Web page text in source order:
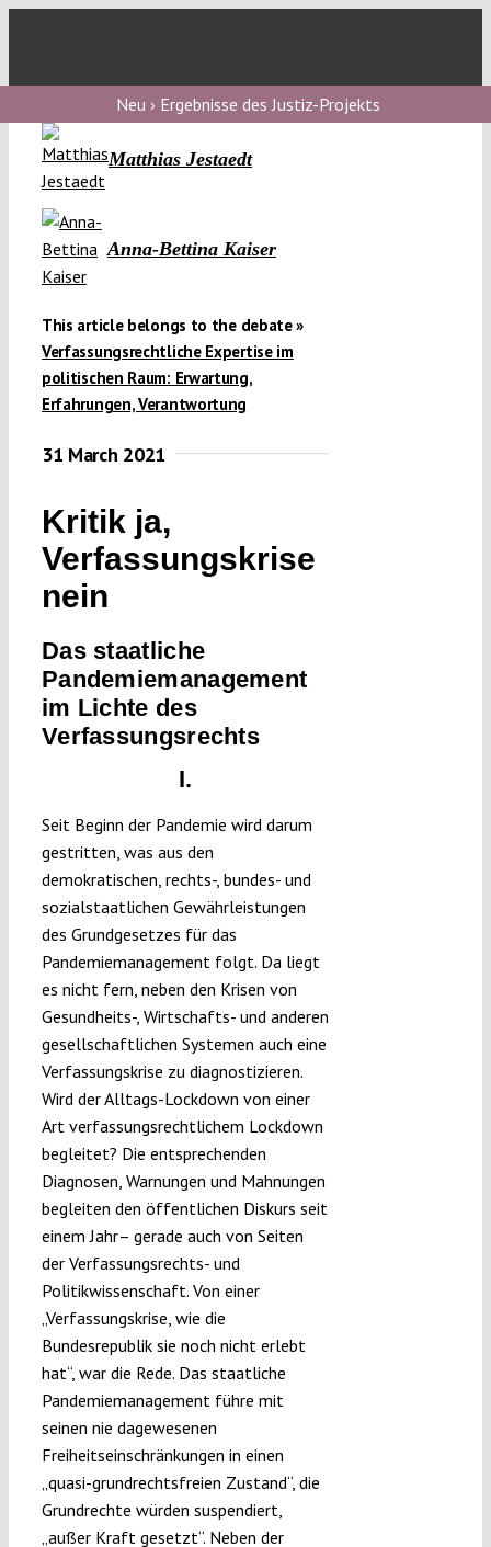
Neu › Ergebnisse des Justiz-Projekts
Matthias Jestaedt
Anna-Bettina Kaiser
This article belongs to the debate »
Verfassungsrechtliche Expertise im
politischen Raum: Erwartung,
Erfahrungen, Verantwortung
31 March 2021
Kritik ja,
Verfassungskrise
nein
Das staatliche
Pandemiemanagement
im Lichte des
Verfassungsrechts
I.
Seit Beginn der Pandemie wird darum
gestritten, was aus den
demokratischen, rechts-, bundes- und
sozialstaatlichen Gewährleistungen
des Grundgesetzes für das
Pandemiemanagement folgt. Da liegt
es nicht fern, neben den Krisen von
Gesundheits-, Wirtschafts- und anderen
gesellschaftlichen Systemen auch eine
Verfassungskrise zu diagnostizieren.
Wird der Alltags-Lockdown von einer
Art verfassungsrechtlichem Lockdown
begleitet? Die entsprechenden
Diagnosen, Warnungen und Mahnungen
begleiten den öffentlichen Diskurs seit
einem Jahr– gerade auch von Seiten
der Verfassungsrechts- und
Politikwissenschaft. Von einer
„Verfassungskrise, wie die
Bundesrepublik sie noch nicht erlebt
hat“, war die Rede. Das staatliche
Pandemiemanagement führe mit
seinen nie dagewesenen
Freiheitseinschränkungen in einen
„quasi-grundrechtsfreien Zustand“, die
Grundrechte würden suspendiert,
„außer Kraft gesetzt“. Neben der